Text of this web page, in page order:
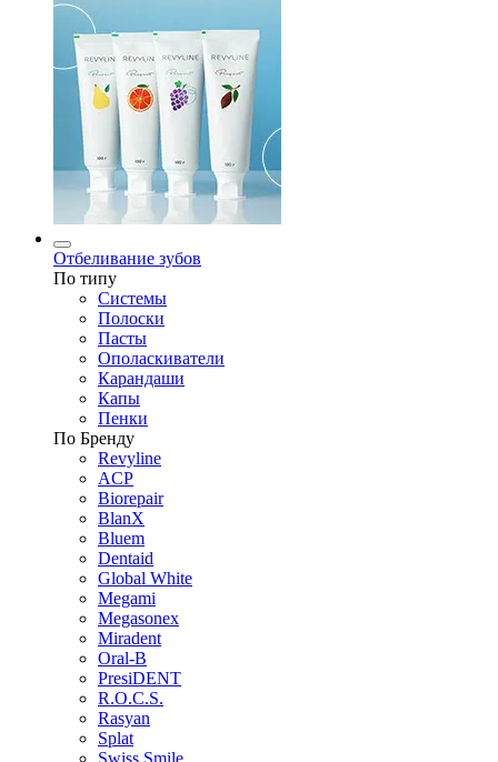
Отбеливание зубов
По типу
Системы
Полоски
Пасты
Ополаскиватели
Карандаши
Капы
Пенки
По Бренду
Revyline
ACP
Biorepair
BlanX
Bluem
Dentaid
Global White
Megami
Megasonex
Miradent
Oral-B
PresiDENT
R.O.C.S.
Rasyan
Splat